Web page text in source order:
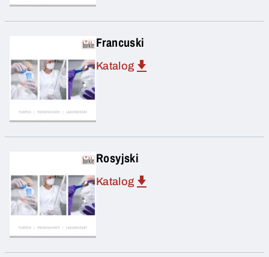
Francuski
Katalog
Rosyjski
Katalog